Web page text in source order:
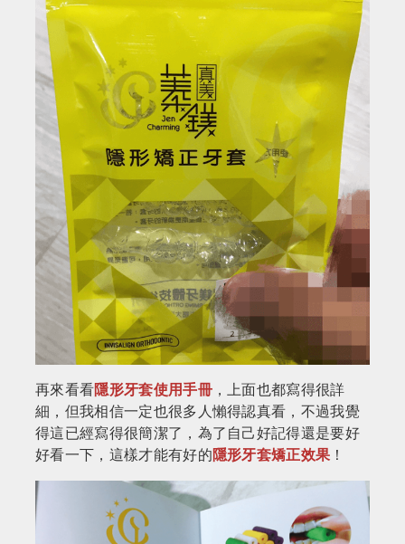
再來看看隱形牙套使用手冊，上面也都寫得很詳
細，但我相信一定也很多人懶得認真看，不過我覺
得這已經寫得很簡潔了，為了自己好記得還是要好
好看一下，這樣才能有好的隱形牙套矯正效果 ！